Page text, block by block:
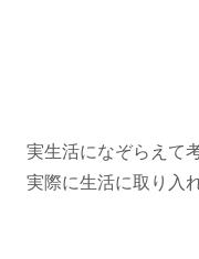
実生活になぞらえて
実際に生活に取り入